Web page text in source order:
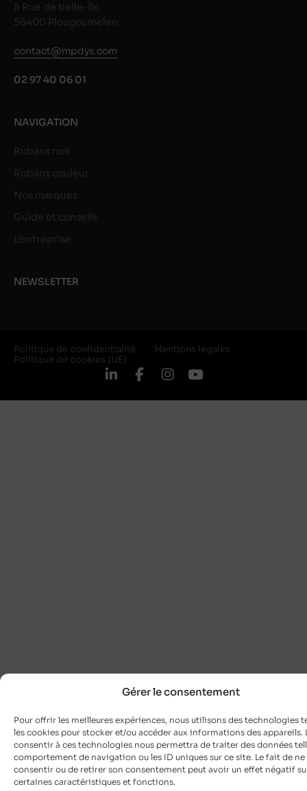
Gérer le consentement
Pour offrir les meilleures expériences, nous utilisons des technologies
les cookies pour stocker et/ou accéder aux informations des appareils.
consentir à ces technologies nous permettra de traiter des données
comportement de navigation ou les ID uniques sur ce site. Le fait de ne
consentir ou de retirer son consentement peut avoir un effet négatif
certaines caractéristiques et fonctions.
5 Rue de belle-Île
56400 Plougoumelen
contact@mpdys.com
02 97 40 06 01
NAVIGATION
Rubans noir
Rubans couleur
Nos marques
Guide et conseils
L’entreprise
NEWSLETTER
Politique de confidentialité
Mentions légales
Politique de cookies (UE)